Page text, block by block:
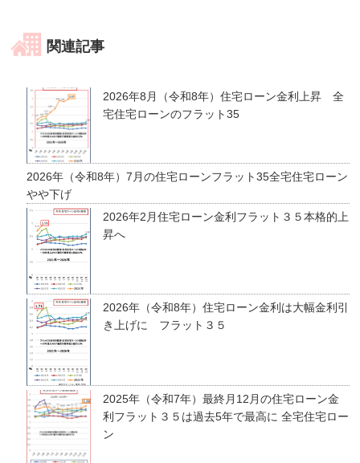
関連記事
2026年8月（令和8年）住宅ローン金利上昇 全
宅住宅ローンのフラット35
2026年（令和8年）7月の住宅ローンフラット35全宅住宅ローン
やや下げ
2026年2月住宅ローン金利フラット３５本格的上
昇へ
2026年（令和8年）住宅ローン金利は大幅金利引
き上げに フラット３５
2025年（令和7年）最終月12月の住宅ローン金
利フラット３５は過去5年で最高に 全宅住宅ロー
ン